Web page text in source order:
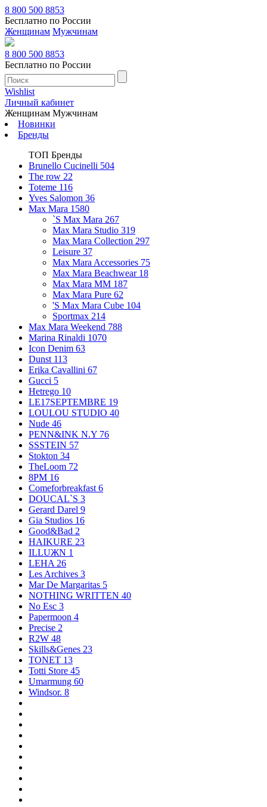
8 800 500 8853
Бесплатно по России
Женщинам Мужчинам
8 800 500 8853
Бесплатно по России
Wishlist
Личный кабинет
Женщинам Мужчинам
Новинки
Бренды
ТОП Бренды
Brunello Cucinelli 504
The row 22
Toteme 116
Yves Salomon 36
Max Mara 1580
`S Max Mara 267
Max Mara Studio 319
Max Mara Collection 297
Leisure 37
Max Mara Accessories 75
Max Mara Beachwear 18
Max Mara MM 187
Max Mara Pure 62
'S Max Mara Cube 104
Sportmax 214
Max Mara Weekend 788
Marina Rinaldi 1070
Icon Denim 63
Dunst 113
Erika Cavallini 67
Gucci 5
Hetrego 10
LE17SEPTEMBRE 19
LOULOU STUDIO 40
Nude 46
PENN&INK N.Y 76
SSSTEIN 57
Stokton 34
TheLoom 72
8PM 16
Comeforbreakfast 6
DOUCAL`S 3
Gerard Darel 9
Gia Studios 16
Good&Bad 2
HAIKURE 23
ILLUЖN 1
LEHA 26
Les Archives 3
Mar De Margaritas 5
NOTHING WRITTEN 40
No Esc 3
Papermoon 4
Precise 2
R2W 48
Skills&Genes 23
TONET 13
Totti Store 45
Umarmung 60
Windsor. 8